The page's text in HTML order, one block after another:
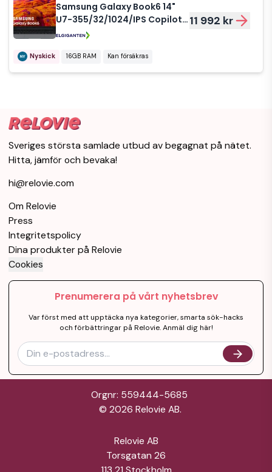
Samsung Galaxy Book6 14"
U7-355/32/1024/IPS Copilot+
PC - Nyskick - i
11 992 kr
Nyskick 16GB RAM Kan försäkras
Sveriges största samlade utbud av begagnat på nätet.
Hitta, jämför och bevaka!
hi@relovie.com
Om Relovie
Press
Integritetspolicy
Dina produkter på Relovie
Cookies
Prenumerera på vårt nyhetsbrev
Var först med att upptäcka nya kategorier, smarta sök-hacks
och förbättringar på Relovie. Anmäl dig här!
Orgnr: 559444-5685
© 2026 Relovie AB.
Relovie AB
Torsgatan 26